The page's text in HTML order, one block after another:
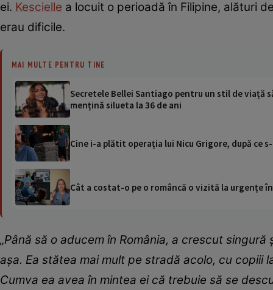
ei. Kescielle a locuit o perioadă în Filipine, alături
erau dificile.
MAI MULTE PENTRU TINE
Secretele Bellei Santiago pentru un stil de viață
mențină silueta la 36 de ani
Cine i-a plătit operația lui Nicu Grigore, după ce
Cât a costat-o pe o româncă o vizită la urgențe
„Până să o aducem în România, a crescut
așa. Ea stătea mai mult pe stradă acolo, cu copiii
Cumva ea avea în mintea ei că trebuie să se